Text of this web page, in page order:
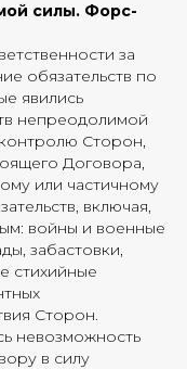
силы. Форс-
за
обязательств по
явились
непреодолимой
Сторон,
Договора,
или частичному
включая,
войны и военные
забастовки,
стихийные
Сторон.
невозможность
в силу